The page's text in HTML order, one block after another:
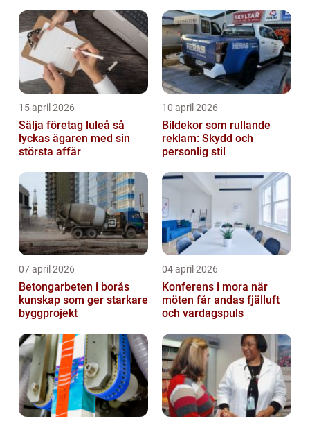
15 april 2026
Sälja företag luleå så
lyckas ägaren med sin
största affär
10 april 2026
Bildekor som rullande
reklam: Skydd och
personlig stil
07 april 2026
Betongarbeten i borås
kunskap som ger starkare
byggprojekt
04 april 2026
Konferens i mora när
möten får andas fjälluft
och vardagspuls